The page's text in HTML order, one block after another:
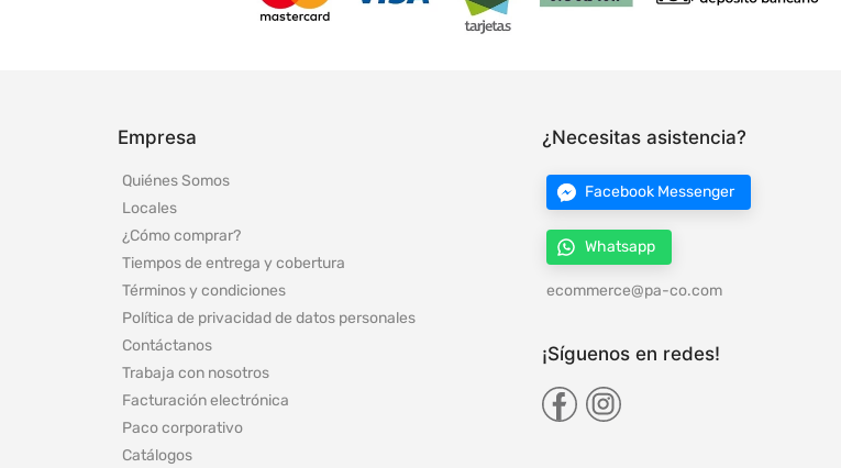
Empresa
Quiénes Somos
Locales
¿Cómo comprar?
Tiempos de entrega y cobertura
Términos y condiciones
Política de privacidad de datos personales
Contáctanos
Trabaja con nosotros
Facturación electrónica
Paco corporativo
Catálogos
¿Necesitas asistencia?
Facebook Messenger
Whatsapp
ecommerce@pa-co.com
¡Síguenos en redes!